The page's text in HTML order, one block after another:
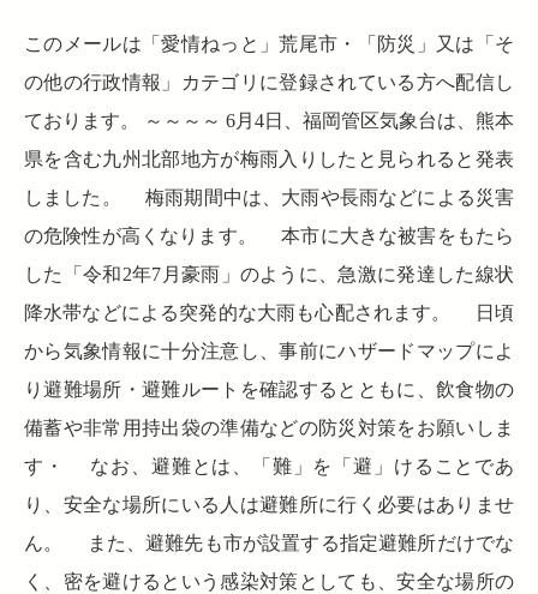
このメールは「愛情ねっと」荒尾市・「防災」又は「そ
の他の行政情報」カテゴリに登録されている方へ配信し
ております。 ～～～～ 6月4日、福岡管区気象台は、熊本
県を含む九州北部地方が梅雨入りしたと見られると発表
しました。 梅雨期間中は、大雨や長雨などによる災害
の危険性が高くなります。 本市に大きな被害をもたら
した「令和2年7月豪雨」のように、急激に発達した線状
降水帯などによる突発的な大雨も心配されます。 日頃
から気象情報に十分注意し、事前にハザードマップによ
り避難場所・避難ルートを確認するとともに、飲食物の
備蓄や非常用持出袋の準備などの防災対策をお願いしま
す・ なお、避難とは、「難」を「避」けることであ
り、安全な場所にいる人は避難所に行く必要はありませ
ん。 また、避難先も市が設置する指定避難所だけでな
く、密を避けるという感染対策としても、安全な場所の